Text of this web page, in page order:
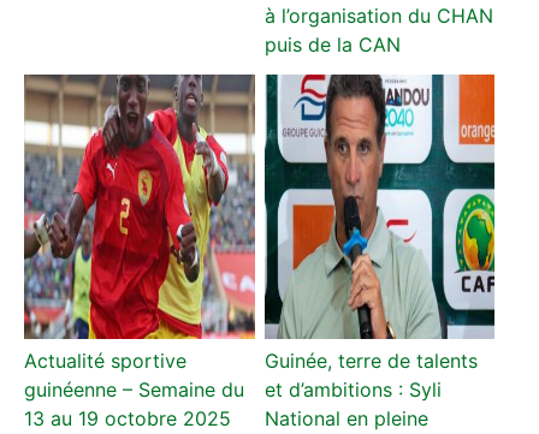
à l’organisation du CHAN
puis de la CAN
Actualité sportive
guinéenne – Semaine du
13 au 19 octobre 2025
Guinée, terre de talents
et d’ambitions : Syli
National en pleine